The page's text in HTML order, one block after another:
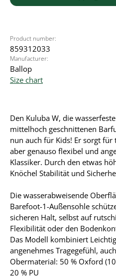
Product number:
859312033
Manufacturer:
Ballop
Size chart
Den Kuluba W, die
mittelhoch geschnittenen
nun auch für Kids! Er sorgt
aber genauso flexibel und
Klassiker. Durch den etwas
Knöchel Stabilität und
Die wasserabweisende
Barefoot-1-Außensohle
sicheren Halt, selbst auf
Flexibilität oder den
Das Modell kombiniert
angenehmes Tragegefühl,
Obermaterial: 50 % Oxford
20 % PU